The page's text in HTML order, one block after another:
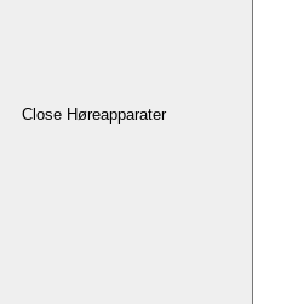
Close Høreapparater